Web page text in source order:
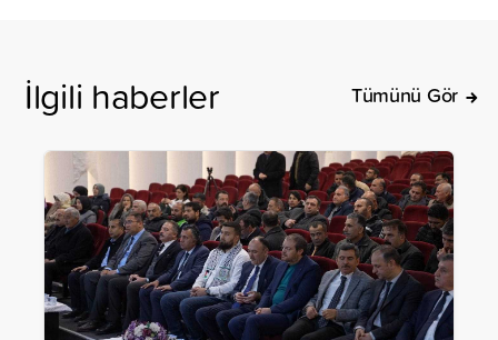
İlgili haberler Tümünü Gör